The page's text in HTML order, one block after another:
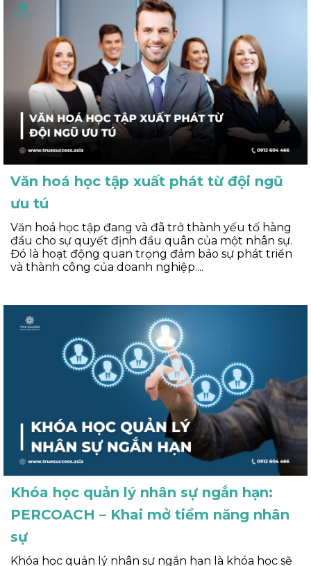
Văn hoá học tập xuất phát từ đội ngũ
ưu tú
Văn hoá học tập đang và đã trở thành yếu tố hàng
đầu cho sự quyết định đầu quân của một nhân sự.
Đó là hoạt động quan trọng đảm bảo sự phát triển
và thành công của doanh nghiệp....
Khóa học quản lý nhân sự ngắn hạn:
PERCOACH – Khai mở tiềm năng nhân
sự
Khóa học quản lý nhân sự ngắn hạn là khóa học sẽ